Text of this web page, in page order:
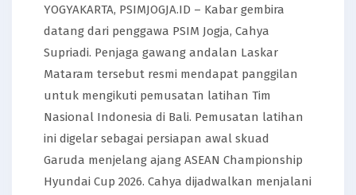
YOGYAKARTA, PSIMJOGJA.ID – Kabar gembira
datang dari penggawa PSIM Jogja, Cahya
Supriadi. Penjaga gawang andalan Laskar
Mataram tersebut resmi mendapat panggilan
untuk mengikuti pemusatan latihan Tim
Nasional Indonesia di Bali. Pemusatan latihan
ini digelar sebagai persiapan awal skuad
Garuda menjelang ajang ASEAN Championship
Hyundai Cup 2026. Cahya dijadwalkan menjalani